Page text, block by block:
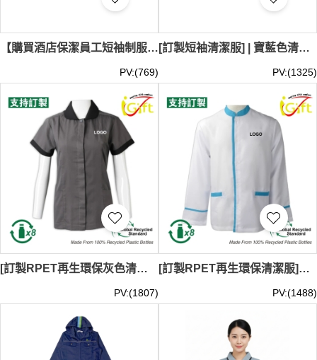
【購買酒店保潔員工短袖制服】｜立領設計｜HOTEL 1888 | 短袖款式｜灰色與深色拼接｜隱藏式門襟設計｜雙大容量口袋 CL039
PV:(769)
[訂製短袖清潔服] | 寶藍色清潔服 | 橙色袖邊設計款式 | 下擺兩側設有多功能口袋清潔制服 | 清潔制服公司 | 家政清潔服 Derrycourt Cleaning Specialists | 專業洗水公司CL040
PV:(1325)
[訂製RPET再生環保灰色清潔服]｜黑色領口和袖口｜耐磨性和抗皺性能｜GRS認證環保回收紗｜可持續發展｜下擺的兩個大口袋設計｜CL038
PV:(1807)
[訂製RPET再生環保清潔服]｜白色+藍色邊飾｜立領設計｜GRS認證環保回收紗｜可持續發展｜前襟和袖口的藍色邊飾｜CL037
PV:(1488)